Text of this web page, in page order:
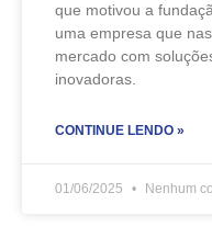
que motivou a
uma empresa que
mercado com
inovadoras.
CONTINUE LENDO »
01/06/2025 Nenhum